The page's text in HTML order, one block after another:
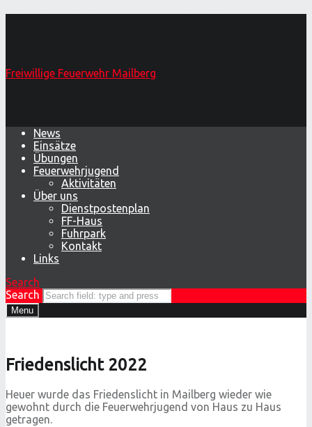
Freiwillige Feuerwehr Mailberg
News
Einsätze
Übungen
Feuerwehrjugend
Aktivitäten
Über uns
Dienstpostenplan
FF-Haus
Fuhrpark
Kontakt
Links
Search
Search
Menu
Friedenslicht 2022
Heuer wurde das Friedenslicht in Mailberg wieder wie
gewohnt durch die Feuerwehrjugend von Haus zu Haus
getragen.